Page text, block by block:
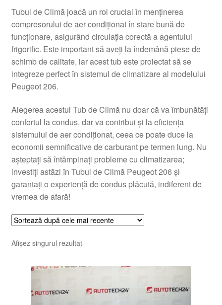
Plângere
Plățile
Politică de confidențialitate
Termeni si conditii
Tubul de Climă joacă un rol crucial în menținerea
compresorului de aer condiționat în stare bună de
funcționare, asigurând circulația corectă a agentului
frigorific. Este important să aveți la îndemână piese de
schimb de calitate, iar acest tub este proiectat să se
integreze perfect în sistemul de climatizare al modelului
Peugeot 206.
Alegerea acestui Tub de Climă nu doar că va îmbunătăți
confortul la condus, dar va contribui și la eficiența
sistemului de aer condiționat, ceea ce poate duce la
economii semnificative de carburant pe termen lung. Nu
așteptați să întâmpinați probleme cu climatizarea;
investiți astăzi în Tubul de Climă Peugeot 206 și
garantați o experiență de condus plăcută, indiferent de
vremea de afară!
Afișez singurul rezultat